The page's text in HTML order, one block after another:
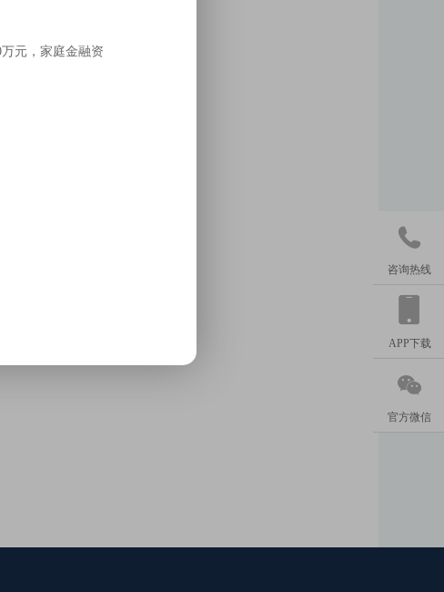

咨询热线
APP下载

官方微信
元，家庭金融资